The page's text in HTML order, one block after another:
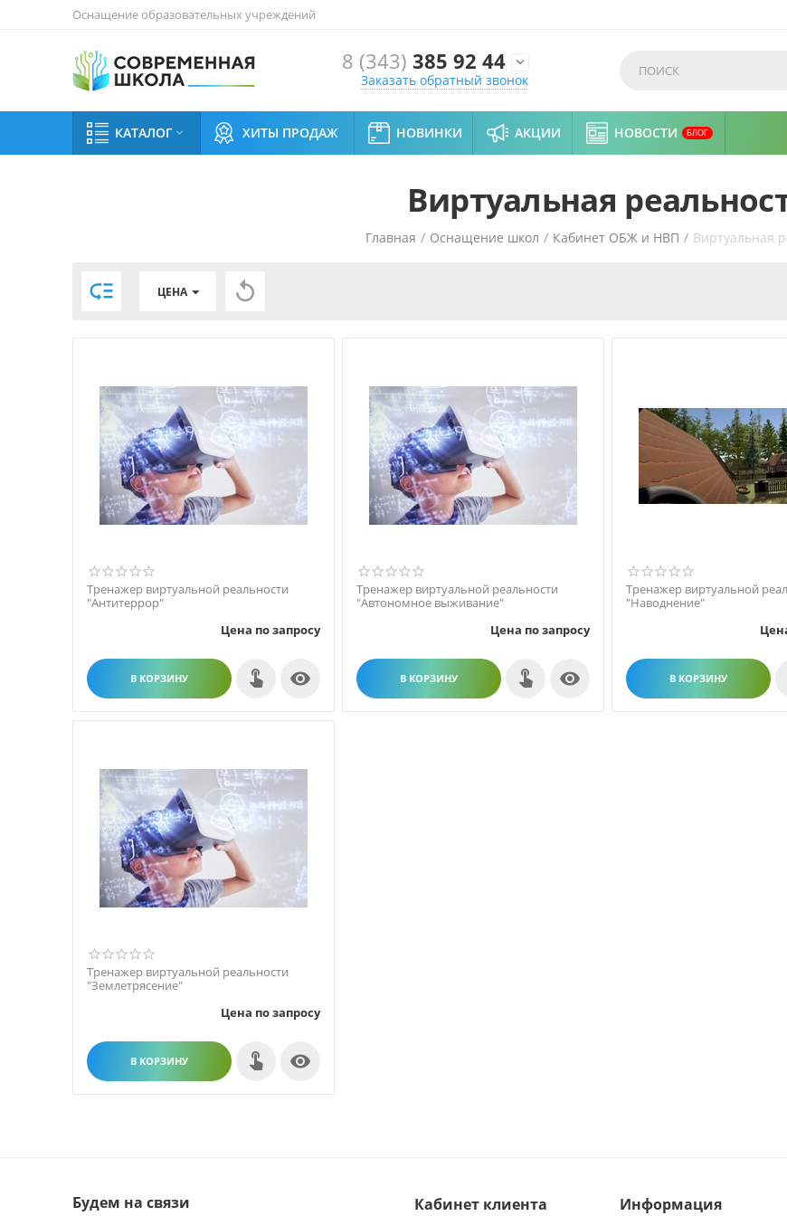
Оснащение образовательных учреждений
8 (343) 385 92 44 
Заказать обратный звонок
КАТАЛОГ  ХИТЫ ПРОДАЖ НОВИНКИ АКЦИИ НОВОСТИ БЛОГ
Виртуальная
Главная / Оснащение школ / Кабинет ОБЖ и НВП / Виртуальная
 ЦЕНА 
Тренажер виртуальной реальности
"Антитеррор"
Цена по запросу
В КОРЗИНУ 
Тренажер виртуальной реальности
"Автономное выживание"
Цена по запросу
В КОРЗИНУ 
Тренажер виртуальной
"Наводнение"
В КОРЗИНУ
Тренажер виртуальной реальности
"Землетрясение"
Цена по запросу
В КОРЗИНУ 
Будем на связи Кабинет клиента Информация